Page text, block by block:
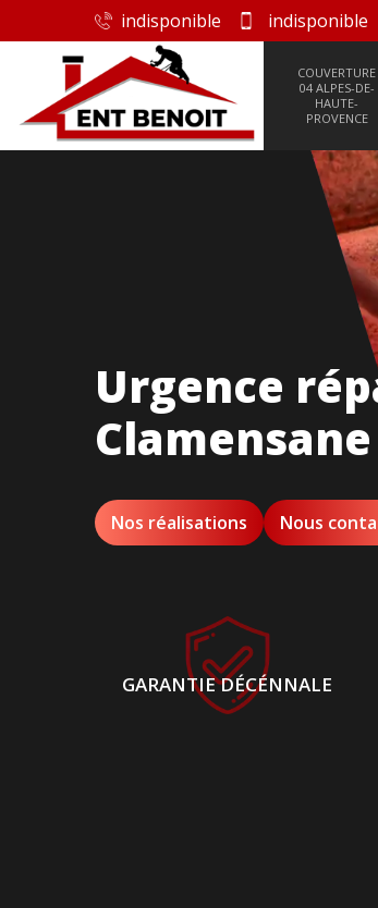
indisponible indisponible
COUVERTURE
04 ALPES-DE-
HAUTE-
PROVENCE
Urgence
Clamensane
Nos réalisations Nous
GARANTIE DÉCÉNNALE